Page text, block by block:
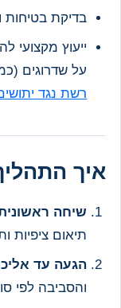
בדיקת בטיחות
ייעוץ מקצועי
על שדרוגים
רשת נגד
איך
שיחה
תיאום ציפיות
הגעה עד
והסביבה לפי